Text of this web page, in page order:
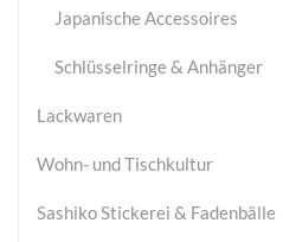
Japanische Accessoires
Schlüsselringe & Anhänger
Lackwaren
Wohn- und Tischkultur
Sashiko Stickerei & Fadenbälle